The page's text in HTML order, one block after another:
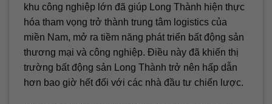
khu công nghiệp lớn đã giúp Long Thành hiện thực
hóa tham vọng trở thành trung tâm logistics của
miền Nam, mở ra tiềm năng phát triển bất động sản
thương mại và công nghiệp. Điều này đã khiến thị
trường bất động sản Long Thành trở nên hấp dẫn
hơn bao giờ hết đối với các nhà đầu tư chiến lược.